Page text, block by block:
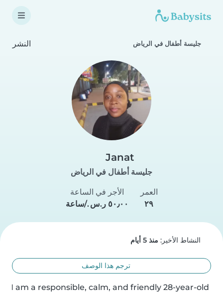
جليسة أطفال في الرياض النشر
Janat
جليسة أطفال في الرياض
العمر
٢٩
الأجر في الساعة
النشاط الأخير: منذ 5 أيام
ترجم هذا الوصف
I am a responsible, calm, and friendly 28-year-old